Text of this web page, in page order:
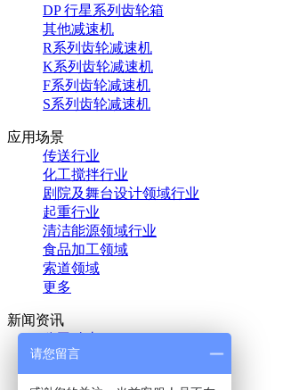
DP 行星系列齿轮箱
其他减速机
R系列齿轮减速机
K系列齿轮减速机
F系列齿轮减速机
S系列齿轮减速机
应用场景
传送行业
化工搅拌行业
剧院及舞台设计领域行业
起重行业
清洁能源领域行业
食品加工领域
索道领域
更多
新闻资讯
展会信息
行业资讯
请您留言